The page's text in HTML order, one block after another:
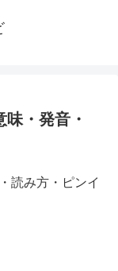
・発音・
読み方・ピンイ